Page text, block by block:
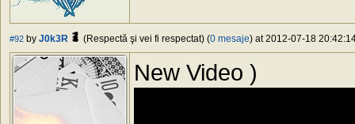
#92 by J0k3R (Respectă şi vei fi respectat) (0 mesaje) at 2012-07-18
New Video )